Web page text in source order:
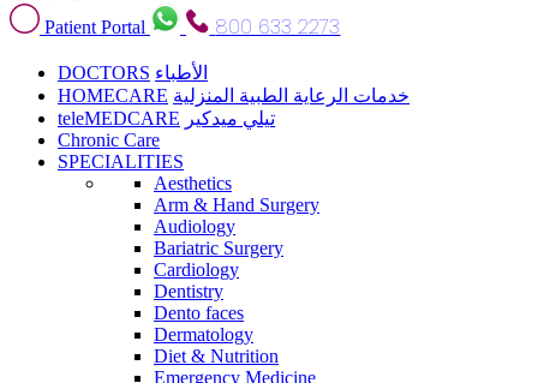
Patient Portal
800 633 2273
DOCTORS الأطباء
HOMECARE خدمات الرعاية الطبية المنزلية
teleMEDCARE تيلي ميدكير
Chronic Care
SPECIALITIES
Aesthetics
Arm & Hand Surgery
Audiology
Bariatric Surgery
Cardiology
Dentistry
Dento faces
Dermatology
Diet & Nutrition
Emergency Medicine